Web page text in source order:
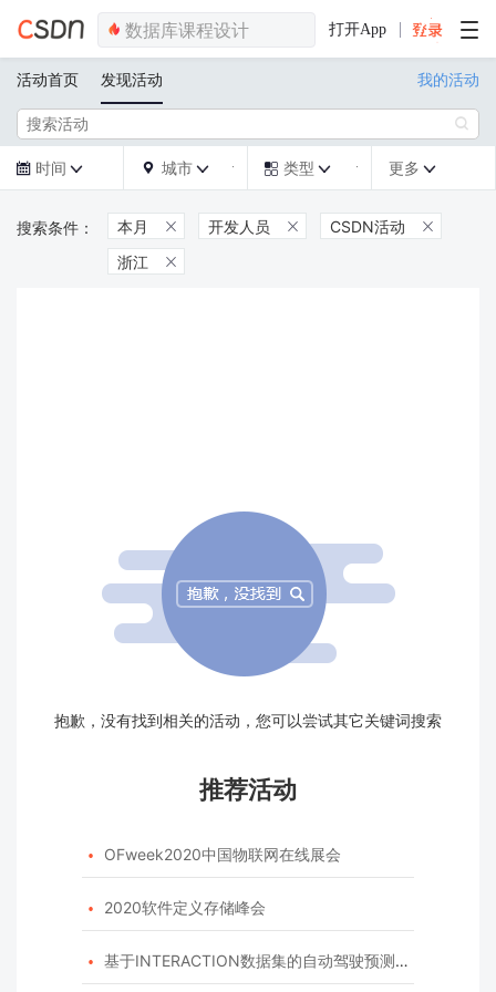
打开App
活动首页 发现活动 我的活动

 时间   城市   类型  更多 
本月  开发人员  CSDN活动 
浙江 
抱歉，没有找到相关的活动，您可以尝试其它关键词搜索
推荐活动
 OFweek2020中国物联网在线展会
 2020软件定义存储峰会
 基于INTERACTION数据集的自动驾驶预测模型挑战赛